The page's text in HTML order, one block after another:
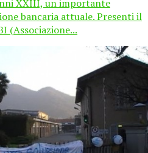
XXIII, un importante
bancaria attuale. Presenti il
(Associazione...